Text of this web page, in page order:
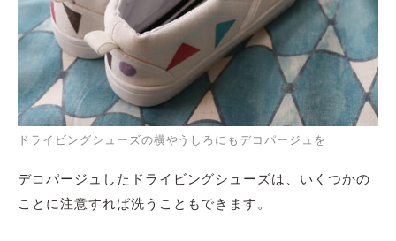
ドライビングシューズの横やうしろにもデコパージュを
デコパージュしたドライビングシューズは、いくつかの
ことに注意すれば洗うこともできます。